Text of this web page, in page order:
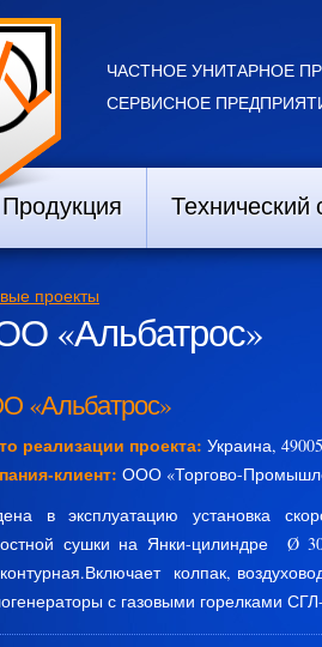
ЧАСТНОЕ УНИТАРНОЕ
СЕРВИСНОЕ
Продукция Технический
проекты
«Альбатрос»
«Альбатрос»
реализации проекта: Украина,
клиент: ООО «Торгово-
в эксплуатацию установка
сушки на Янки-цилиндре Ø
колпак,
с газовыми горелками